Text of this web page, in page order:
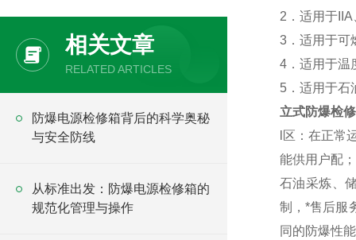
相关文章
RELATED ARTICLES
防爆电源检修箱背后的科学奥秘
与安全防线
从标准出发：防爆电源检修箱的
规范化管理与操作
2．适用于
3．适用于可
4．适用于
5．适用于石
立式防爆检
l区：在正常
能供用户配
石油采炼、
制，*售后服
同的防爆性